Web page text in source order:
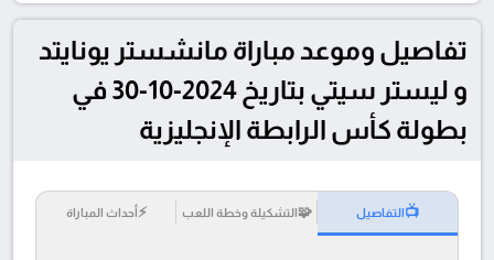
تفاصيل وموعد مباراة مانشستر يونايتد
و ليستر سيتي بتاريخ 2024-10-30 في
بطولة كأس الرابطة الإنجليزية
📺التفاصيل 🧩التشكيلة وخطة اللعب ⚡أحداث المباراة